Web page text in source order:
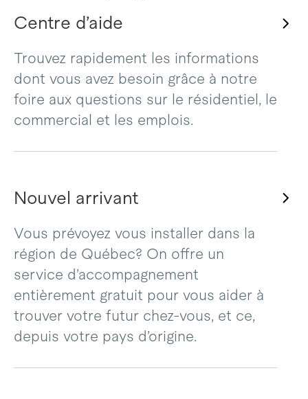
Centre d’aide
Trouvez rapidement les informations
dont vous avez besoin grâce à notre
foire aux questions sur le résidentiel, le
commercial et les emplois.
Nouvel arrivant
Vous prévoyez vous installer dans la
région de Québec? On offre un
service d’accompagnement
entièrement gratuit pour vous aider à
trouver votre futur chez-vous, et ce,
depuis votre pays d’origine.